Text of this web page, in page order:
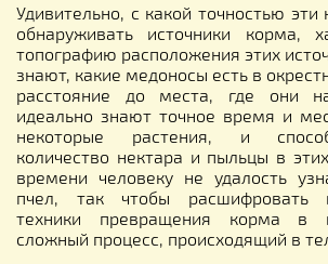
Удивительно, с какой точностью
обнаруживать источники корма,
топографию расположения этих
знают, какие медоносы есть в
расстояние до места, где они
идеально знают точное время и
некоторые растения, и
количество нектара и пыльцы в
времени человеку не удалость
пчел, так чтобы расшифровать
техники превращения корма в
сложный процесс, происходящий в